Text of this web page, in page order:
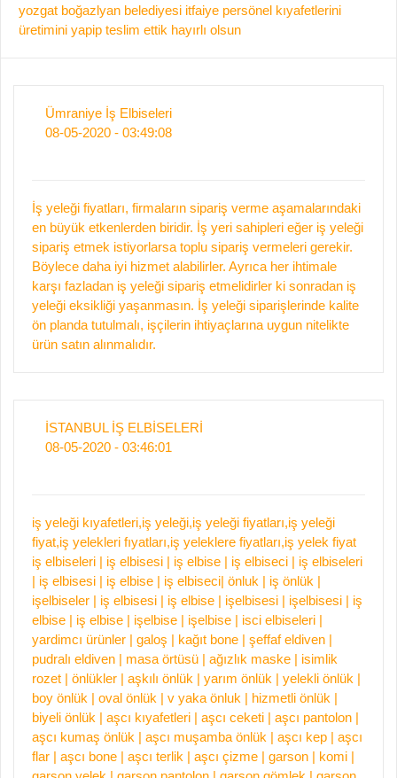
yozgat boğazlyan belediyesi itfaiye persönel kıyafetlerini
üretimini yapip teslim ettik hayırlı olsun
Ümraniye İş Elbiseleri
08-05-2020 - 03:49:08
İş yeleği fiyatları, firmaların sipariş verme aşamalarındaki
en büyük etkenlerden biridir. İş yeri sahipleri eğer iş yeleği
sipariş etmek istiyorlarsa toplu sipariş vermeleri gerekir.
Böylece daha iyi hizmet alabilirler. Ayrıca her ihtimale
karşı fazladan iş yeleği sipariş etmelidirler ki sonradan iş
yeleği eksikliği yaşanmasın. İş yeleği siparişlerinde kalite
ön planda tutulmalı, işçilerin ihtiyaçlarına uygun nitelikte
ürün satın alınmalıdır.
İSTANBUL İŞ ELBİSELERİ
08-05-2020 - 03:46:01
iş yeleği kıyafetleri,iş yeleği,iş yeleği fiyatları,iş yeleği
fiyat,iş yelekleri fıyatları,iş yeleklere fiyatları,iş yelek fiyat
iş elbiseleri | iş elbisesi | iş elbise | iş elbiseci | iş elbiseleri
| iş elbisesi | iş elbise | iş elbiseci| önluk | iş önlük |
işelbiseler | iş elbisesi | iş elbise | işelbisesi | işelbisesi | iş
elbise | iş elbise | işelbise | işelbise | isci elbiseleri |
yardimcı ürünler | galoş | kağıt bone | şeffaf eldiven |
pudralı eldiven | masa örtüsü | ağızlık maske | isimlik
rozet | önlükler | aşkılı önlük | yarım önlük | yelekli önlük |
boy önlük | oval önlük | v yaka önluk | hizmetli önlük |
biyeli önlük | aşcı kıyafetleri | aşcı ceketi | aşcı pantolon |
aşcı kumaş önlük | aşcı muşamba önlük | aşcı kep | aşcı
flar | aşcı bone | aşcı terlik | aşcı çizme | garson | komi |